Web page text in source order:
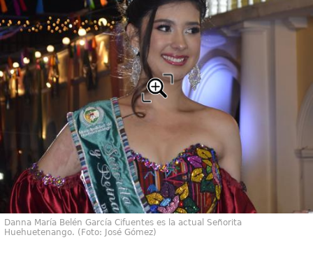
Danna María Belén García Cifuentes es la actual Señorita
Huehuetenango. (Foto: José Gómez)